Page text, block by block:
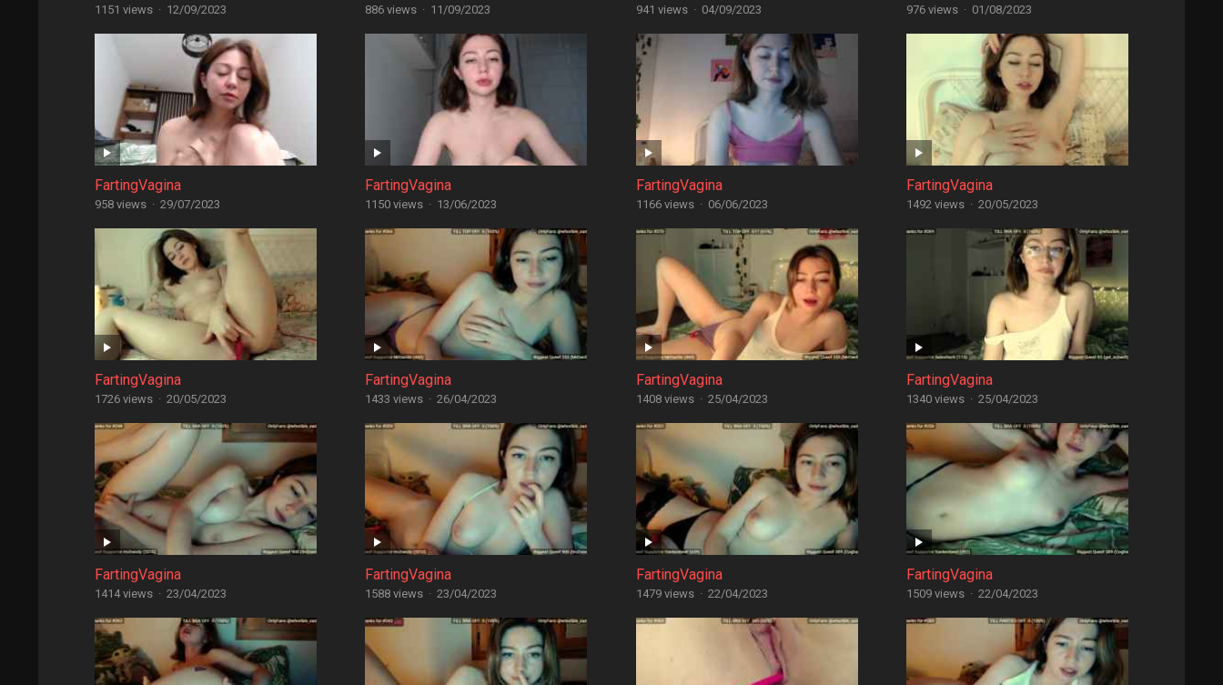
1151 views · 12/09/2023 886 views · 11/09/2023 941 views · 04/09/2023 976 views · 01/08/2023
FartingVagina
958 views · 29/07/2023
FartingVagina
1150 views · 13/06/2023
FartingVagina
1166 views · 06/06/2023
FartingVagina
1492 views · 20/05/2023
FartingVagina
1726 views · 20/05/2023
FartingVagina
1433 views · 26/04/2023
FartingVagina
1408 views · 25/04/2023
FartingVagina
1340 views · 25/04/2023
FartingVagina
1414 views · 23/04/2023
FartingVagina
1588 views · 23/04/2023
FartingVagina
1479 views · 22/04/2023
FartingVagina
1509 views · 22/04/2023